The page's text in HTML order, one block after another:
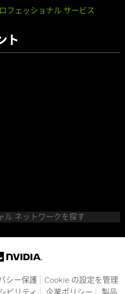
フェッショナル サービス
ト
ル ネットワークを探す
シー保護
Cookie の設定を管理